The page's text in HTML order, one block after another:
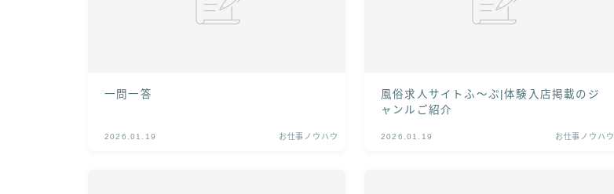
一問一答
2026.01.19 お仕事ノウハウ
風俗求人サイトふ〜ぷ|体験入店掲載のジ
ャンルご紹介
2026.01.19 お仕事ノウハウ